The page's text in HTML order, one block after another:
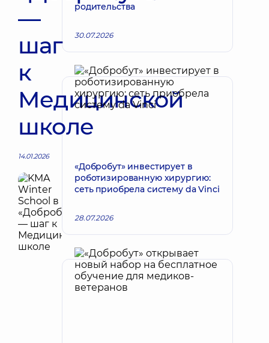
—
шаг
к
Медицинской
школе
14.01.2026
родительства
30.07.2026
«Добробут» инвестирует в
роботизированную хирургию:
сеть приобрела систему da Vinci
28.07.2026